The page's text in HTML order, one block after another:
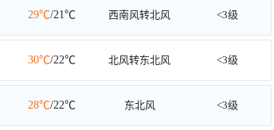
29℃/21℃ 西南风转北风 <3级
30℃/22℃ 北风转东北风 <3级
28℃/22℃ 东北风 <3级